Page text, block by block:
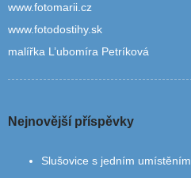
www.fotomarii.cz
www.fotodostihy.sk
malířka L’ubomíra Petríková
Nejnovější příspěvky
Slušovice s jedním umístěním